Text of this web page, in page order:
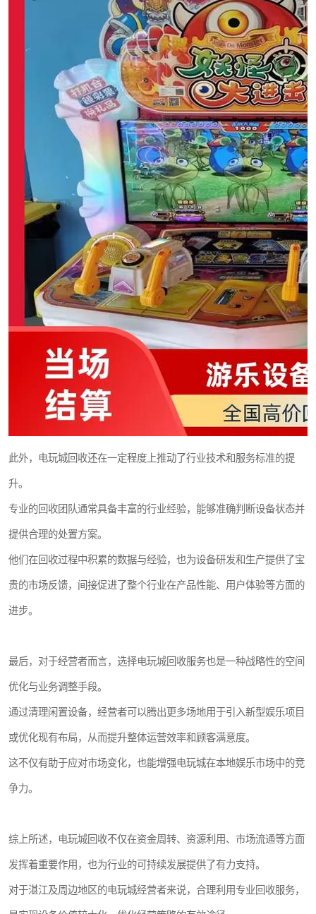
此外，电玩城回收还在一定程度上推动了行业技术和服务标准的提
升。
专业的回收团队通常具备丰富的行业经验，能够准确判断设备状态并
提供合理的处置方案。
他们在回收过程中积累的数据与经验，也为设备研发和生产提供了宝
贵的市场反馈，间接促进了整个行业在产品性能、用户体验等方面的
进步。
最后，对于经营者而言，选择电玩城回收服务也是一种战略性的空间
优化与业务调整手段。
通过清理闲置设备，经营者可以腾出更多场地用于引入新型娱乐项目
或优化现有布局，从而提升整体运营效率和顾客满意度。
这不仅有助于应对市场变化，也能增强电玩城在本地娱乐市场中的竞
争力。
综上所述，电玩城回收不仅在资金周转、资源利用、市场流通等方面
发挥着重要作用，也为行业的可持续发展提供了有力支持。
对于湛江及周边地区的电玩城经营者来说，合理利用专业回收服务，